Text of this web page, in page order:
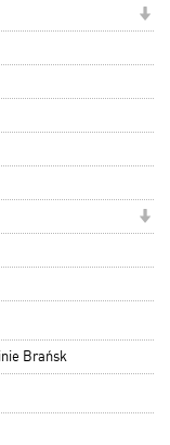
Brańsk